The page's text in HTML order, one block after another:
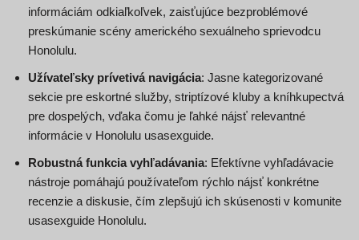
informáciám odkiaľkoľvek, zaisťujúce bezproblémové
preskúmanie scény amerického sexuálneho sprievodcu
Honolulu.
Užívateľsky prívetivá navigácia: Jasne kategorizované
sekcie pre eskortné služby, striptízové kluby a kníhkupectvá
pre dospelých, vďaka čomu je ľahké nájsť relevantné
informácie v Honolulu usasexguide.
Robustná funkcia vyhľadávania: Efektívne vyhľadávacie
nástroje pomáhajú používateľom rýchlo nájsť konkrétne
recenzie a diskusie, čím zlepšujú ich skúsenosti v komunite
usasexguide Honolulu.